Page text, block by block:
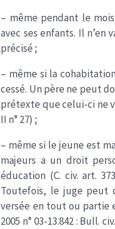
– même pendant le
avec ses enfants. Il
précisé ;
– même si la
cessé. Un père ne peut
prétexte que celui-ci ne
II n° 27) ;
– même si le jeune est
majeurs a un droit
éducation (C. civ. art.
Toutefois, le juge peut
versée en tout ou partie
2005 n° 03-13.842 : Bull.